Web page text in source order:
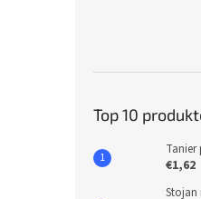
Top 10
Tanier
€1,62
Stojan